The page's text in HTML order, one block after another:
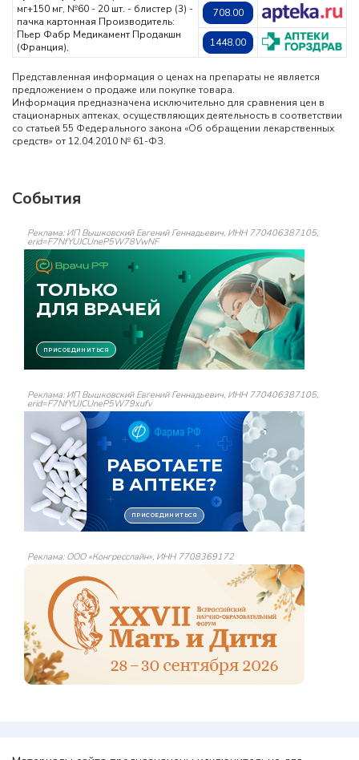
мг+150 мг, №60 - 20 шт. - блистер (3) -
пачка картонная Производитель:
Пьер Фабр Медикамент Продакшн
(Франция),
708.00
1448.00
Представленная информация о ценах на препараты не является
предложением о продаже или покупке товара.
Информация предназначена исключительно для сравнения цен в
стационарных аптеках, осуществляющих деятельность в соответствии
со статьей 55 Федерального закона «Об обращении лекарственных
средств» от 12.04.2010 № 61-ФЗ.
События
Реклама: ИП Вышковский Евгений Геннадьевич, ИНН 770406387105,
erid=F7NfYUJCUneP5W78VwNF
Реклама: ИП Вышковский Евгений Геннадьевич, ИНН 770406387105,
erid=F7NfYUJCUneP5W79xufv
Реклама: ООО «Конгресслайн», ИНН 7708369172